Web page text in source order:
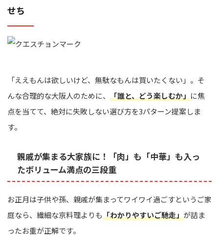
せち
「ええもんは欲しいけど、無駄なもんは買いたくない」。そ
んな合理的な大阪人のために、 「誰と、どう楽しむか」に焦
点を当てて、絶対に失敗しない選び方を3パターン提案しま
す。
親戚が集まる大家族に！「肉」も「中華」も入っ
たボリューム満点の三段重
お正月は子供や孫、親戚が集まってワイワイ過ごすというご家
庭なら、繊細な京料理よりも「わかりやすいご馳走」が詰ま
ったお重が正解です。